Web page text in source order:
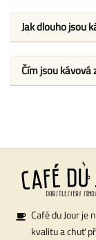
Jak dlouho jsou
Čím jsou kávová
Café du Jour je
kvalitu a chuť